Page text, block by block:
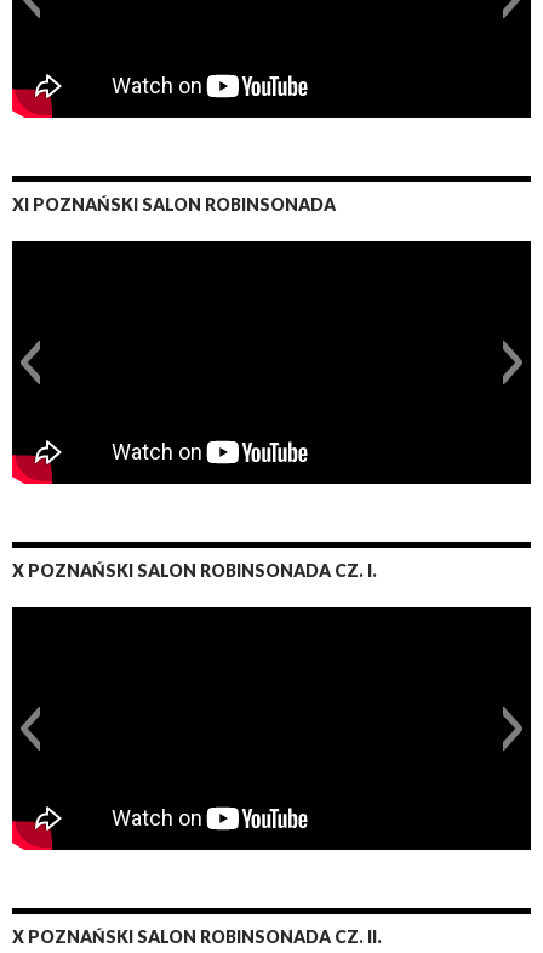
XI POZNAŃSKI SALON ROBINSONADA
X POZNAŃSKI SALON ROBINSONADA CZ. I.
X POZNAŃSKI SALON ROBINSONADA CZ. II.